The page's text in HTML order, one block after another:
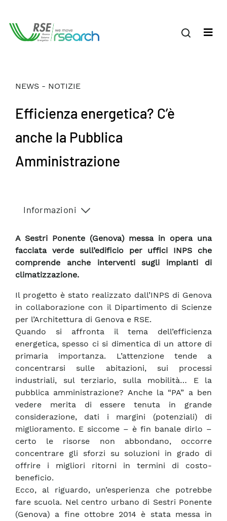
NEWS - NOTIZIE
Efficienza energetica? C’è
anche la Pubblica
Amministrazione
Informazioni
A Sestri Ponente (Genova) messa in opera una
facciata verde sull’edificio per uffici INPS che
comprende anche interventi sugli impianti di
climatizzazione.
Il progetto è stato realizzato dall’INPS di Genova
in collaborazione con il Dipartimento di Scienze
per l’Architettura di Genova e RSE.
Quando si affronta il tema dell’efficienza
energetica, spesso ci si dimentica di un attore di
primaria importanza. L’attenzione tende a
concentrarsi sulle abitazioni, sui processi
industriali, sul terziario, sulla mobilità… E la
pubblica amministrazione? Anche la “PA” a ben
vedere merita di essere tenuta in grande
considerazione, dati i margini (potenziali) di
miglioramento. E siccome – è fin banale dirlo –
certo le risorse non abbondano, occorre
concentrare gli sforzi su soluzioni in grado di
offrire i migliori ritorni in termini di costo-
beneficio.
Ecco, al riguardo, un’esperienza che potrebbe
fare scuola. Nel centro urbano di Sestri Ponente
(Genova) a fine ottobre 2014 è stata messa in